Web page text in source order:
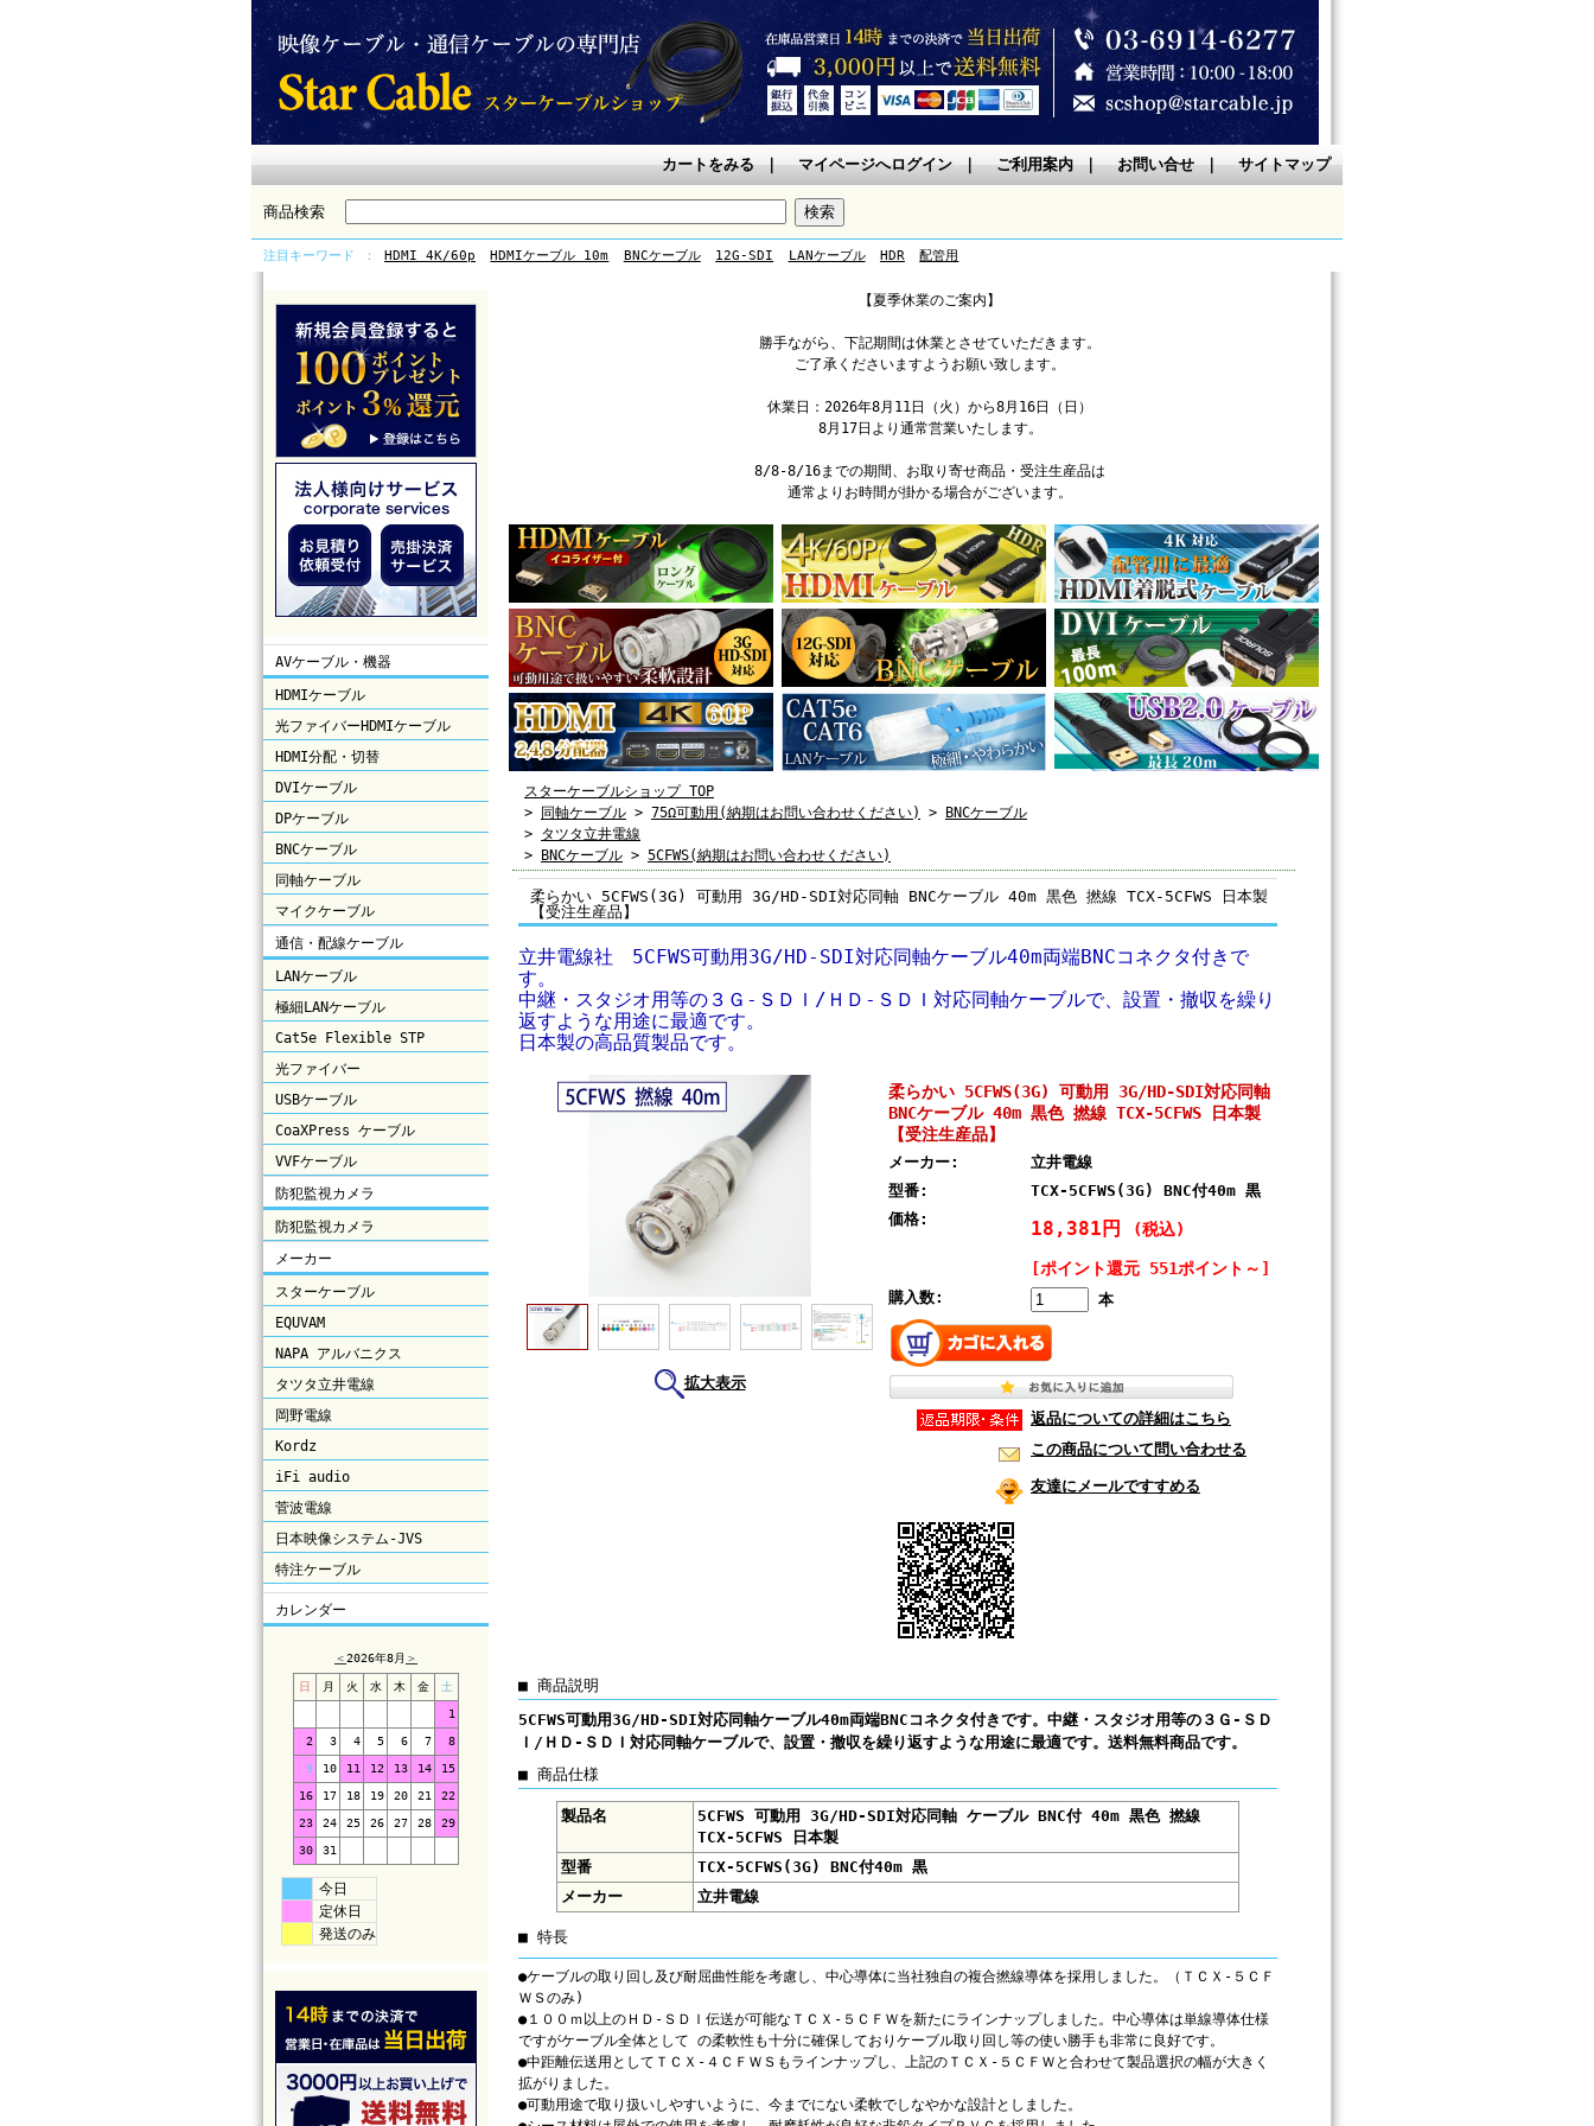
カートをみる｜ マイページへログイン｜ ご利用案内｜ お問い合せ｜ サイトマップ
商品検索
注目キーワード HDMI 4K/60p HDMIケーブル 10m BNCケーブル 12G-SDI LANケーブル HDR 配管用
AVケーブル・機器
HDMIケーブル
光ファイバーHDMIケーブル
HDMI分配・切替
DVIケーブル
DPケーブル
BNCケーブル
同軸ケーブル
マイクケーブル
通信・配線ケーブル
LANケーブル
極細LANケーブル
Cat5e Flexible STP
光ファイバー
USBケーブル
CoaXPress ケーブル
VVFケーブル
防犯監視カメラ
防犯監視カメラ
メーカー
スターケーブル
EQUVAM
NAPA アルバニクス
タツタ立井電線
岡野電線
Kordz
iFi audio
菅波電線
日本映像システム-JVS
特注ケーブル
カレンダー
＜2026年8月 ＞
日 月 火 水 木 金 土
1
2 3 4 5 6 7 8
9 10 11 12 13 14 15
16 17 18 19 20 21 22
23 24 25 26 27 28 29
30 31
今日
定休日
発送のみ
【夏季休業のご案内】
勝手ながら、下記期間は休業とさせていただきます。
ご了承くださいますようお願い致します。
休業日：2026年8月11日（火）から8月16日（日）
8月17日より通常営業いたします。
8/8-8/16までの期間、お取り寄せ商品・受注生産品は
通常よりお時間が掛かる場合がございます。
スターケーブルショップ TOP
>
同軸ケーブル > 75Ω可動用(納期はお問い合わせください) >
BNCケーブル
> タツタ立井電線
>
BNCケーブル > 5CFWS(納期はお問い合わせください)
柔らかい 5CFWS(3G) 可動用 3G/HD-SDI対応同軸 BNCケーブル 40m 黒色 撚線 TCX-5CFWS 日本製
【受注生産品】
立井電線社 5CFWS可動用3G/HD-SDI対応同軸ケーブル40m両端BNCコネクタ付きで
す。
中継・スタジオ用等の３Ｇ-ＳＤＩ/ＨＤ-ＳＤＩ対応同軸ケーブルで、設置・撤収を繰り
返すような用途に最適です。
日本製の高品質製品です。
拡大表示
柔らかい 5CFWS(3G) 可動用 3G/HD-SDI対応同軸
BNCケーブル 40m 黒色 撚線 TCX-5CFWS 日本製
【受注生産品】
メーカー:
立井電線
型番:
TCX-5CFWS(3G) BNC付40m 黒
価格:
18,381円 (税込)
[ポイント還元 551ポイント～]
購入数: 本
返品についての詳細はこちら
この商品について問い合わせる
友達にメールですすめる
■ 商品説明
5CFWS可動用3G/HD-SDI対応同軸ケーブル40m両端BNCコネクタ付きです。中継・スタジオ用等の３Ｇ-ＳＤ
Ｉ/ＨＤ-ＳＤＩ対応同軸ケーブルで、設置・撤収を繰り返すような用途に最適です。送料無料商品です。
■ 商品仕様
製品名
5CFWS 可動用 3G/HD-SDI対応同軸 ケーブル BNC付 40m 黒色 撚線
TCX-5CFWS 日本製
型番
TCX-5CFWS(3G) BNC付40m 黒
メーカー
立井電線
■ 特長
●ケーブルの取り回し及び耐屈曲性能を考慮し、中心導体に当社独自の複合撚線導体を採用しました。（ＴＣＸ-５ＣＦ
ＷＳのみ)
●１００ｍ以上のＨＤ-ＳＤＩ伝送が可能なＴＣＸ-５ＣＦＷを新たにラインナップしました。中心導体は単線導体仕様
ですがケーブル全体として の柔軟性も十分に確保しておりケーブル取り回し等の使い勝手も非常に良好です。
●中距離伝送用としてＴＣＸ-４ＣＦＷＳもラインナップし、上記のＴＣＸ-５ＣＦＷと合わせて製品選択の幅が大きく
拡がりました。
●可動用途で取り扱いしやすいように、今までにない柔軟でしなやかな設計としました。